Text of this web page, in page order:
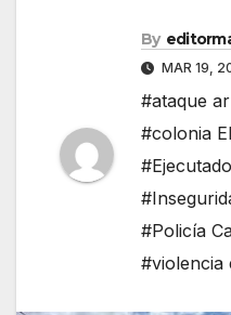
By
MAR 19,
#ataque
#colonia
#Ejecutado
#Policía
#violencia